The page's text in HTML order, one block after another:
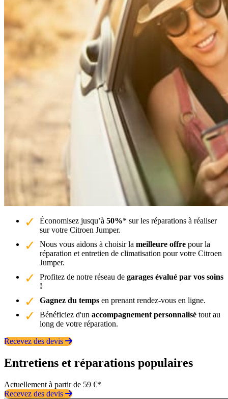
Économisez jusqu’à 50%* sur les réparations à réaliser
sur votre Citroen Jumper.
Nous vous aidons à choisir la meilleure offre pour la
réparation et entretien de climatisation pour votre Citroen
Jumper.
Profitez de notre réseau de garages évalué par vos soins
!
Gagnez du temps en prenant rendez-vous en ligne.
Bénéficiez d'un accompagnement personnalisé tout au
long de votre réparation.
Recevez des devis
Entretiens et réparations populaires
Actuellement à partir de 59 €*
Recevez des devis